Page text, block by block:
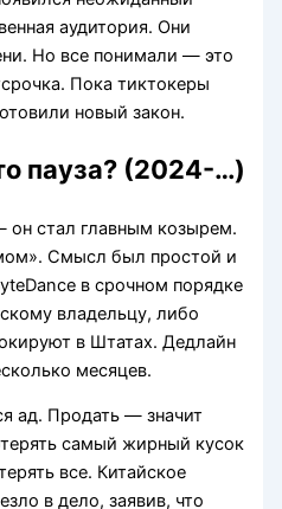
аудитория. Они
Но все понимали — это
Пока тиктокеры
новый закон.
пауза? (2024-…)
он стал главным козырем.
Смысл был простой и
в срочном порядке
владельцу, либо
в Штатах. Дедлайн
месяцев.
ад. Продать — значит
самый жирный кусок
все. Китайское
в дело, заявив, что